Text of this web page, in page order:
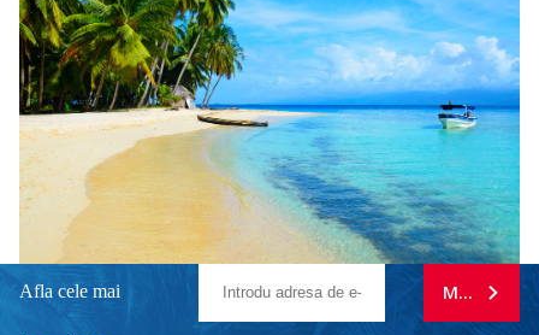
Afla cele mai MA